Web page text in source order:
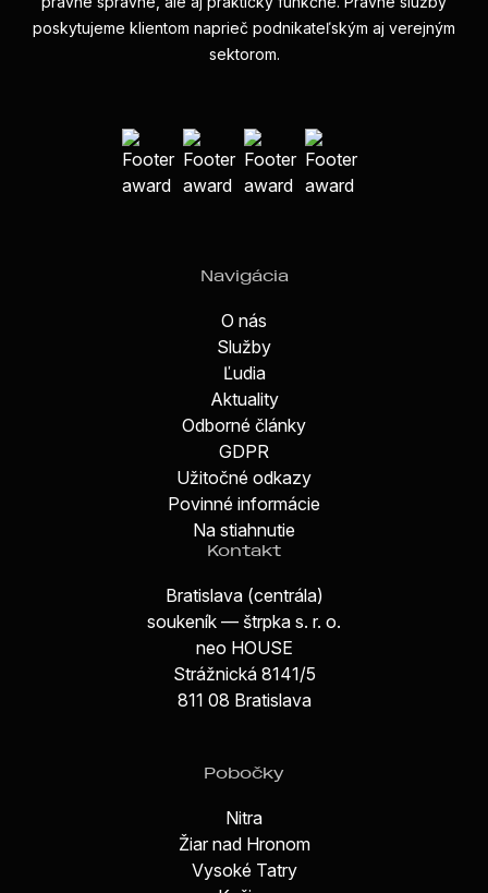
poskytujeme klientom naprieč podnikateľským aj verejným
sektorom.
Navigácia
O nás
Služby
Ľudia
Aktuality
Odborné články
GDPR
Užitočné odkazy
Povinné informácie
Na stiahnutie
Kontakt
Bratislava (centrála)
soukeník — štrpka s. r. o.
neo HOUSE
Strážnická 8141/5
811 08 Bratislava
Pobočky
Nitra
Žiar nad Hronom
Vysoké Tatry